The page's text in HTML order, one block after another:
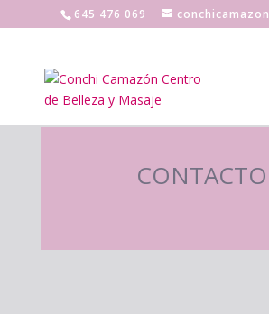
645 476 069
CONTACTO